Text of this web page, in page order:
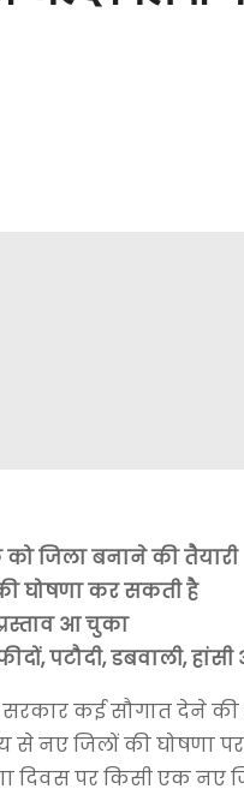
जिला बनाने की तैयारी
घोषणा कर सकती है
आ चुका
पटौदी, डबवाली,
सरकार कई सौगात देने
नए जिलों की घोषणा
दिवस पर किसी एक नए